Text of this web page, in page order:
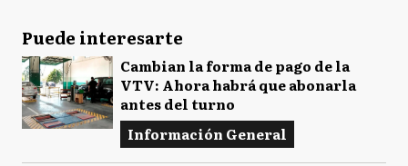
Puede interesarte
Cambian la forma de pago de la
VTV: Ahora habrá que abonarla
antes del turno
Información General